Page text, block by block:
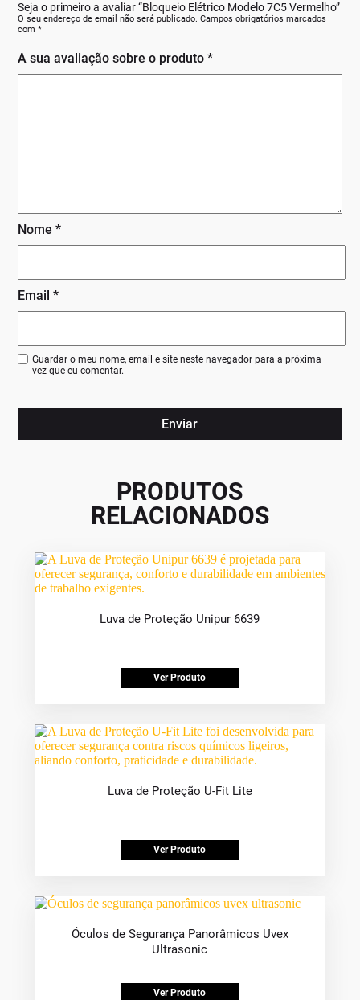
Seja o primeiro a avaliar “Bloqueio Elétrico Modelo 7C5 Vermelho”
O seu endereço de email não será publicado. Campos obrigatórios marcados
com*
A sua avaliação sobre o produto*
Nome*
Email*
Guardar o meu nome, email e site neste navegador para a próxima
vez que eu comentar.
PRODUTOS
RELACIONADOS
Luva de Proteção Unipur 6639
Ver Produto
Luva de Proteção U-Fit Lite
Ver Produto
Óculos de Segurança Panorâmicos Uvex
Ultrasonic
Ver Produto